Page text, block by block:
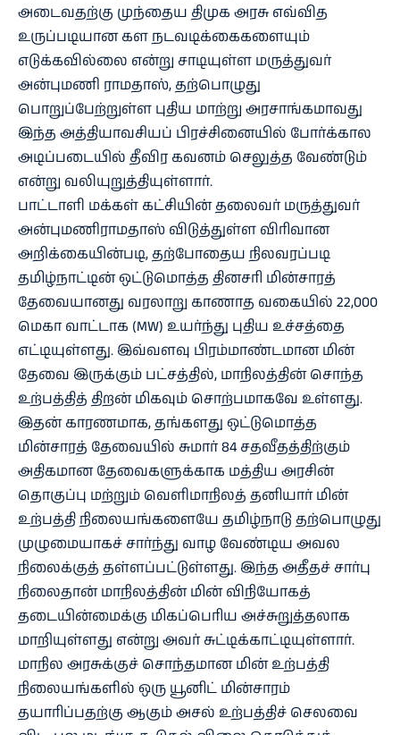
அடைவதற்கு முந்தைய திமுக அரசு எவ்வித
உருப்படியான கள நடவடிக்கைகளையும்
எடுக்கவில்லை என்று சாடியுள்ள மருத்துவர்
அன்புமணி ராமதாஸ், தற்பொழுது
பொறுப்பேற்றுள்ள புதிய மாற்று அரசாங்கமாவது
இந்த அத்தியாவசியப் பிரச்சினையில் போர்க்கால
அடிப்படையில் தீவிர கவனம் செலுத்த வேண்டும்
என்று வலியுறுத்தியுள்ளார்.
பாட்டாளி மக்கள் கட்சியின் தலைவர் மருத்துவர்
அன்புமணிராமதாஸ் விடுத்துள்ள விரிவான
அறிக்கையின்படி, தற்போதைய நிலவரப்படி
தமிழ்நாட்டின் ஒட்டுமொத்த தினசரி மின்சாரத்
தேவையானது வரலாறு காணாத வகையில் 22,000
மெகா வாட்டாக (MW) உயர்ந்து புதிய உச்சத்தை
எட்டியுள்ளது. இவ்வளவு பிரம்மாண்டமான மின்
தேவை இருக்கும் பட்சத்தில், மாநிலத்தின் சொந்த
உற்பத்தித் திறன் மிகவும் சொற்பமாகவே உள்ளது.
இதன் காரணமாக, தங்களது ஒட்டுமொத்த
மின்சாரத் தேவையில் சுமார் 84 சதவீதத்திற்கும்
அதிகமான தேவைகளுக்காக மத்திய அரசின்
தொகுப்பு மற்றும் வெளிமாநிலத் தனியார் மின்
உற்பத்தி நிலையங்களையே தமிழ்நாடு தற்பொழுது
முழுமையாகச் சார்ந்து வாழ வேண்டிய அவல
நிலைக்குத் தள்ளப்பட்டுள்ளது. இந்த அதீதச் சார்பு
நிலைதான் மாநிலத்தின் மின் விநியோகத்
தடையின்மைக்கு மிகப்பெரிய அச்சுறுத்தலாக
மாறியுள்ளது என்று அவர் சுட்டிக்காட்டியுள்ளார்.
மாநில அரசுக்குச் சொந்தமான மின் உற்பத்தி
நிலையங்களில் ஒரு யூனிட் மின்சாரம்
தயாரிப்பதற்கு ஆகும் அசல் உற்பத்திச் செலவை